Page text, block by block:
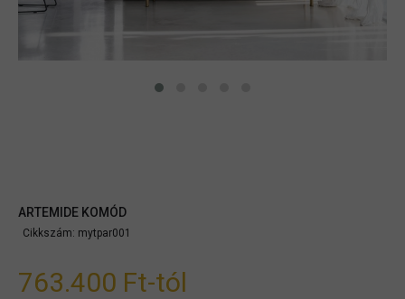
ARTEMIDE KOMÓD
Cikkszám: mytpar001
763.400 Ft-tól